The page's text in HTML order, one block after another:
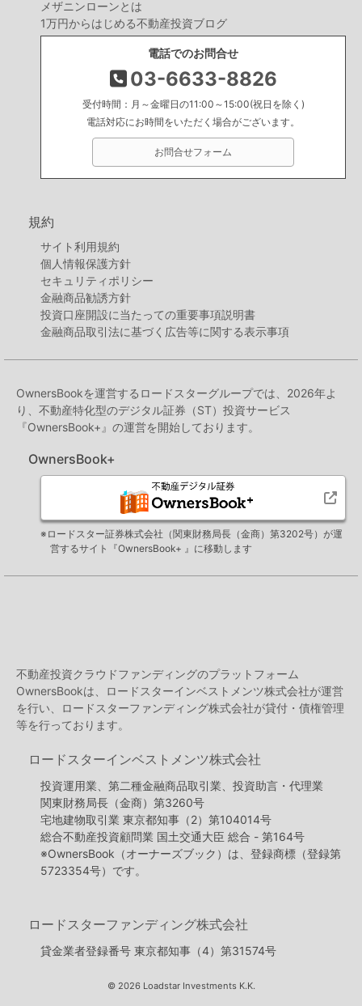
メザニンローンとは
1万円からはじめる不動産投資ブログ
電話でのお問合せ
03-6633-8826
受付時間：月～金曜日の11:00～15:00(祝日を除く)
電話対応にお時間をいただく場合がございます。
お問合せフォーム
規約
サイト利用規約
個人情報保護方針
セキュリティポリシー
金融商品勧誘方針
投資口座開設に当たっての重要事項説明書
金融商品取引法に基づく広告等に関する表示事項
OwnersBookを運営するロードスターグループでは、2026年よ
り、不動産特化型のデジタル証券（ST）投資サービス
『OwnersBook+』の運営を開始しております。
OwnersBook+
※ロードスター証券株式会社（関東財務局長（金商）第3202号）が運
営するサイト『OwnersBook+ 』に移動します
不動産投資クラウドファンディングのプラットフォーム
OwnersBookは、ロードスターインベストメンツ株式会社が運営
を行い、ロードスターファンディング株式会社が貸付・債権管理
等を行っております。
ロードスターインベストメンツ株式会社
投資運用業、第二種金融商品取引業、投資助言・代理業
関東財務局長（金商）第3260号
宅地建物取引業 東京都知事（2）第104014号
総合不動産投資顧問業 国土交通大臣 総合 - 第164号
※OwnersBook（オーナーズブック）は、登録商標（登録第
5723354号）です。
ロードスターファンディング株式会社
貸金業者登録番号 東京都知事（4）第31574号
© 2026 Loadstar Investments K.K.